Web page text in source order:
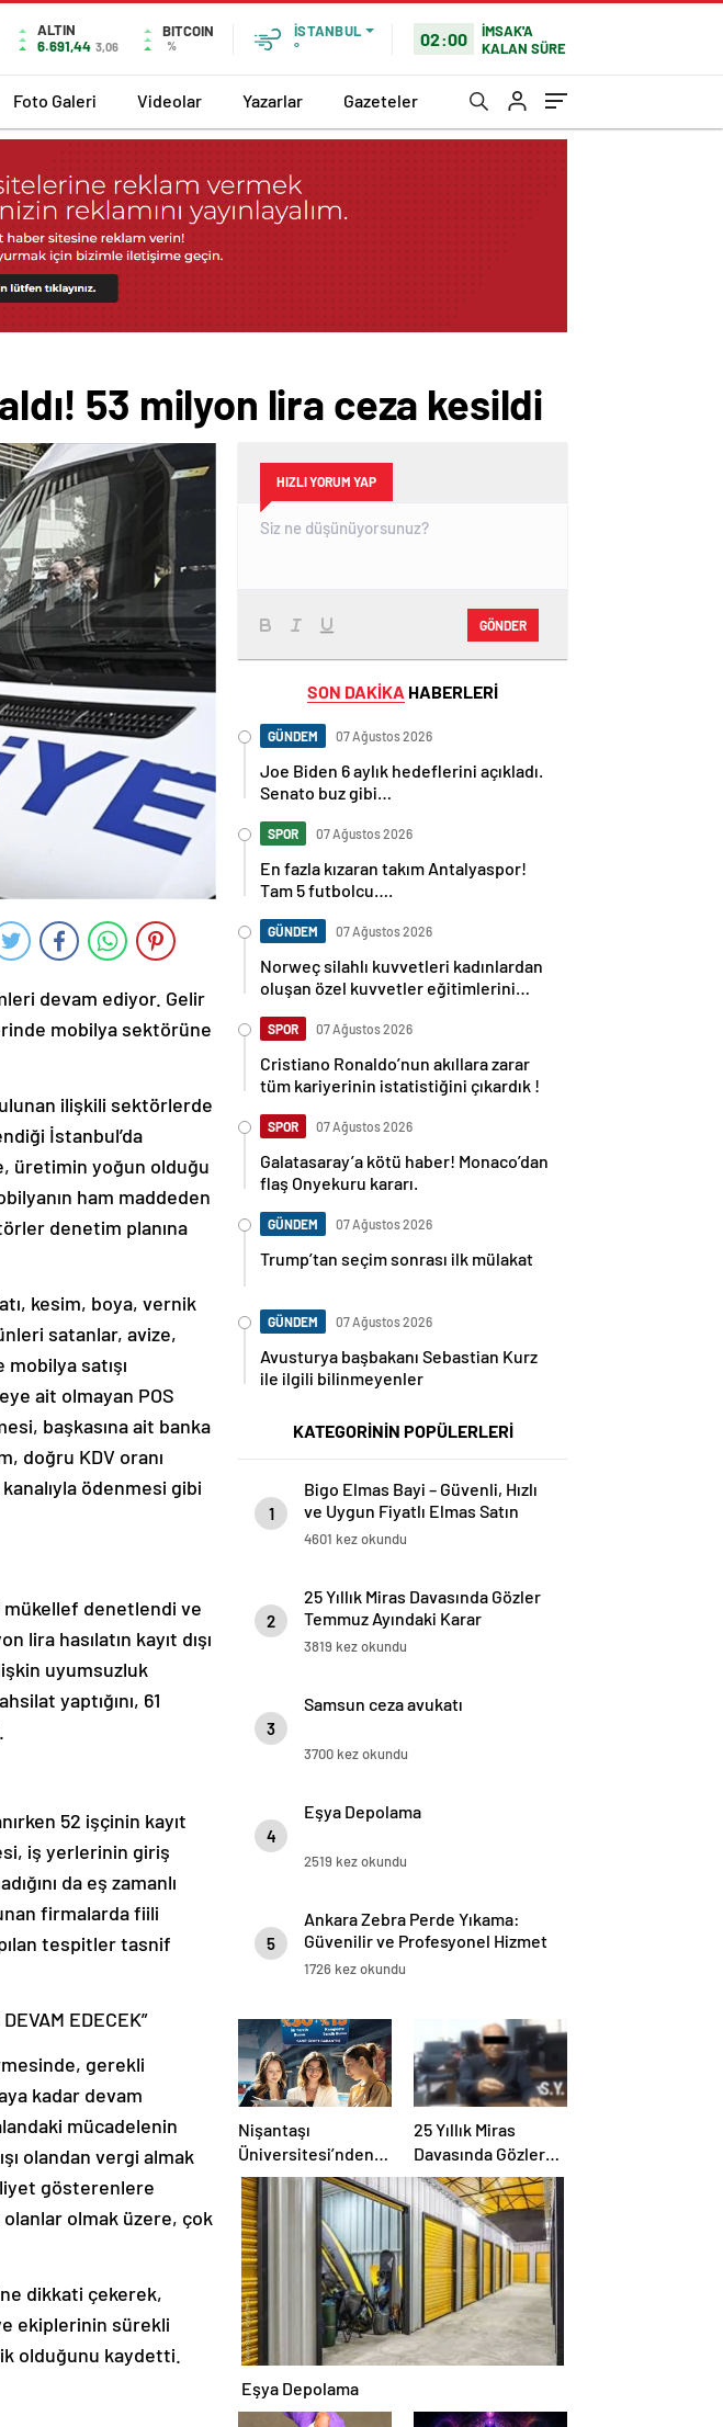
ALTIN
6.691,44 3,06
BITCOIN
%
İSTANBUL
°
02:00
İMSAK'A
KALAN SÜRE
Foto Galeri Videolar Yazarlar Gazeteler
53 milyon lira ceza kesildi
devam ediyor. Gelir
mobilya sektörüne
ilişkili sektörlerde
İstanbul’da
üretimin yoğun olduğu
ham maddeden
denetim planına
kesim, boya, vernik
satanlar, avize,
satışı
ait olmayan POS
başkasına ait banka
doğru KDV oranı
kanalıyla ödenmesi gibi
mükellef denetlendi ve
lira hasılatın kayıt dışı
uyumsuzluk
yaptığını, 61
52 işçinin kayıt
iş yerlerinin giriş
da eş zamanlı
firmalarda fiili
tespitler tasnif
EDECEK”
gerekli
kadar devam
mücadelenin
olandan vergi almak
gösterenlere
olanlar olmak üzere, çok
dikkati çekerek,
ekiplerinin sürekli
olduğunu kaydetti.
HIZLI YORUM YAP
GÖNDER
SON DAKİKA HABERLERİ
GÜNDEM 07 Ağustos 2026
Joe Biden 6 aylık hedeflerini açıkladı.
Senato buz gibi…
SPOR 07 Ağustos 2026
En fazla kızaran takım Antalyaspor!
Tam 5 futbolcu….
GÜNDEM 07 Ağustos 2026
Norweç silahlı kuvvetleri kadınlardan
oluşan özel kuvvetler eğitimlerini
SPOR 07 Ağustos 2026
Cristiano Ronaldo’nun akıllara zarar
tüm kariyerinin istatistiğini çıkardık !
SPOR 07 Ağustos 2026
Galatasaray’a kötü haber! Monaco’dan
flaş Onyekuru kararı.
GÜNDEM 07 Ağustos 2026
Trump’tan seçim sonrası ilk mülakat
GÜNDEM 07 Ağustos 2026
Avusturya başbakanı Sebastian Kurz
ile ilgili bilinmeyenler
KATEGORİNİN POPÜLERLERİ
1
Bigo Elmas Bayi – Güvenli, Hızlı
ve Uygun Fiyatlı Elmas Satın
Almanın Yeni Adresi
4601 kez okundu
2
25 Yıllık Miras Davasında Gözler
Temmuz Ayındaki Karar
Duruşmasına Çevrildi
3819 kez okundu
3
Samsun ceza avukatı
3700 kez okundu
4
Eşya Depolama
2519 kez okundu
5
Ankara Zebra Perde Yıkama:
Güvenilir ve Profesyonel Hizmet
1726 kez okundu
Nişantaşı
Üniversitesi’nden
2026 YKS
Adaylarına Çifte
Güvence: Sabit
Ücret ve Kesintisiz
Burs
25 Yıllık Miras
Davasında Gözler
Temmuz Ayındaki
Karar Duruşmasına
Çevrildi
Eşya Depolama